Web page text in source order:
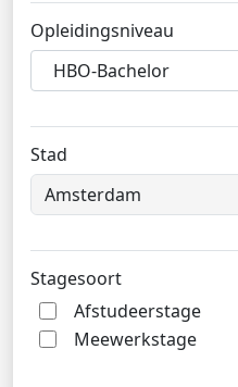
Opleidingsniveau
HBO-Bachelor
Stad
Stagesoort
Afstudeerstage
Meewerkstage